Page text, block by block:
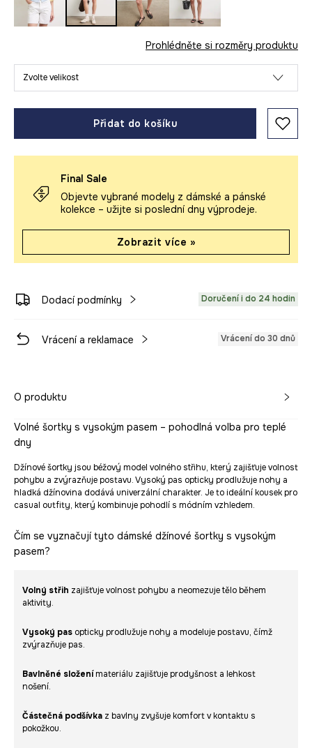
Prohlédněte si rozměry produktu
Zvolte velikost
Přidat do košíku
Final Sale
Objevte vybrané modely z dámské a pánské
kolekce – užijte si poslední dny výprodeje.
Zobrazit více »
Dodací podmínky Doručení i do 24 hodin
Vrácení a reklamace Vrácení do 30 dnů
O produktu
Volné šortky s vysokým pasem – pohodlná volba pro teplé
dny
Džínové šortky jsou béžový model volného střihu, který zajišťuje volnost
pohybu a zvýrazňuje postavu. Vysoký pas opticky prodlužuje nohy a
hladká džínovina dodává univerzální charakter. Je to ideální kousek pro
casual outfity, který kombinuje pohodlí s módním vzhledem.
Čím se vyznačují tyto dámské džínové šortky s vysokým
pasem?
Volný střih zajišťuje volnost pohybu a neomezuje tělo během
aktivity.
Vysoký pas opticky prodlužuje nohy a modeluje postavu, čímž
zvýrazňuje pas.
Bavlněné složenímateriálu zajišťuje prodyšnost a lehkost
nošení.
Částečná podšívka z bavlny zvyšuje komfort v kontaktu s
pokožkou.